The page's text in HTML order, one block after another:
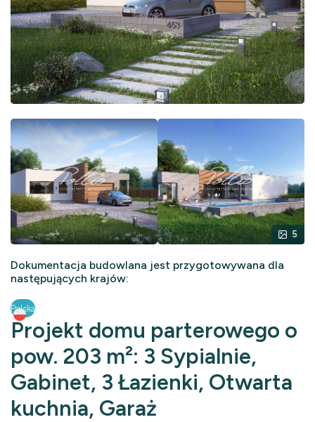
5
Dokumentacja budowlana jest przygotowywana dla
następujących krajów:
Polska
Projekt domu parterowego o
pow. 203 m²: 3 Sypialnie,
Gabinet, 3 Łazienki, Otwarta
kuchnia, Garaż